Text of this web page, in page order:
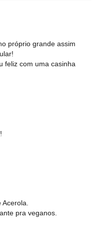
próprio grande assim
feliz com uma casinha
Acerola.
pra veganos.